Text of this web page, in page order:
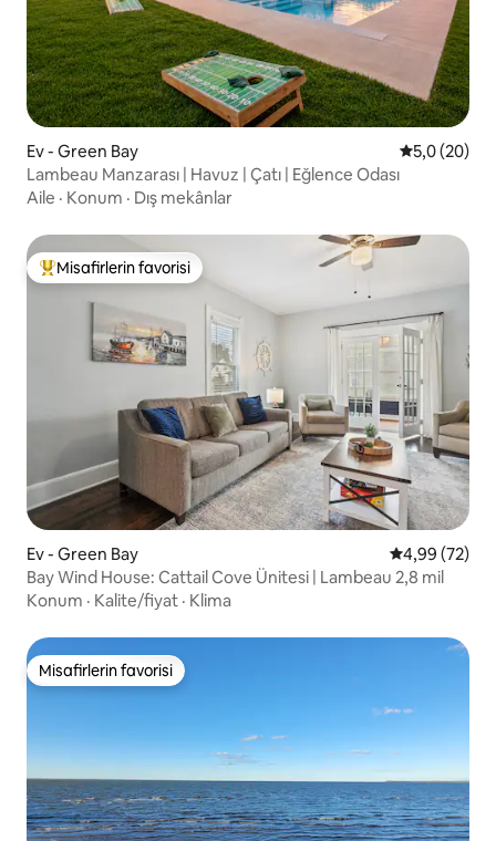
Ev - Green Bay 5 üzerinden
5,0 (20)
Lambeau Manzarası | Havuz | Çatı | Eğlence Odası
Aile · Konum · Dış mekânlar
Misafirlerin favorilerinden en beğenilenler arasında
Misafirlerin favorisi
Ev - Green Bay 5 üzerinden
4,99 (72)
Bay Wind House: Cattail Cove Ünitesi | Lambeau 2,8 mil
Konum · Kalite/fiyat · Klima
Misafirlerin favorisi
Misafirlerin favorisi